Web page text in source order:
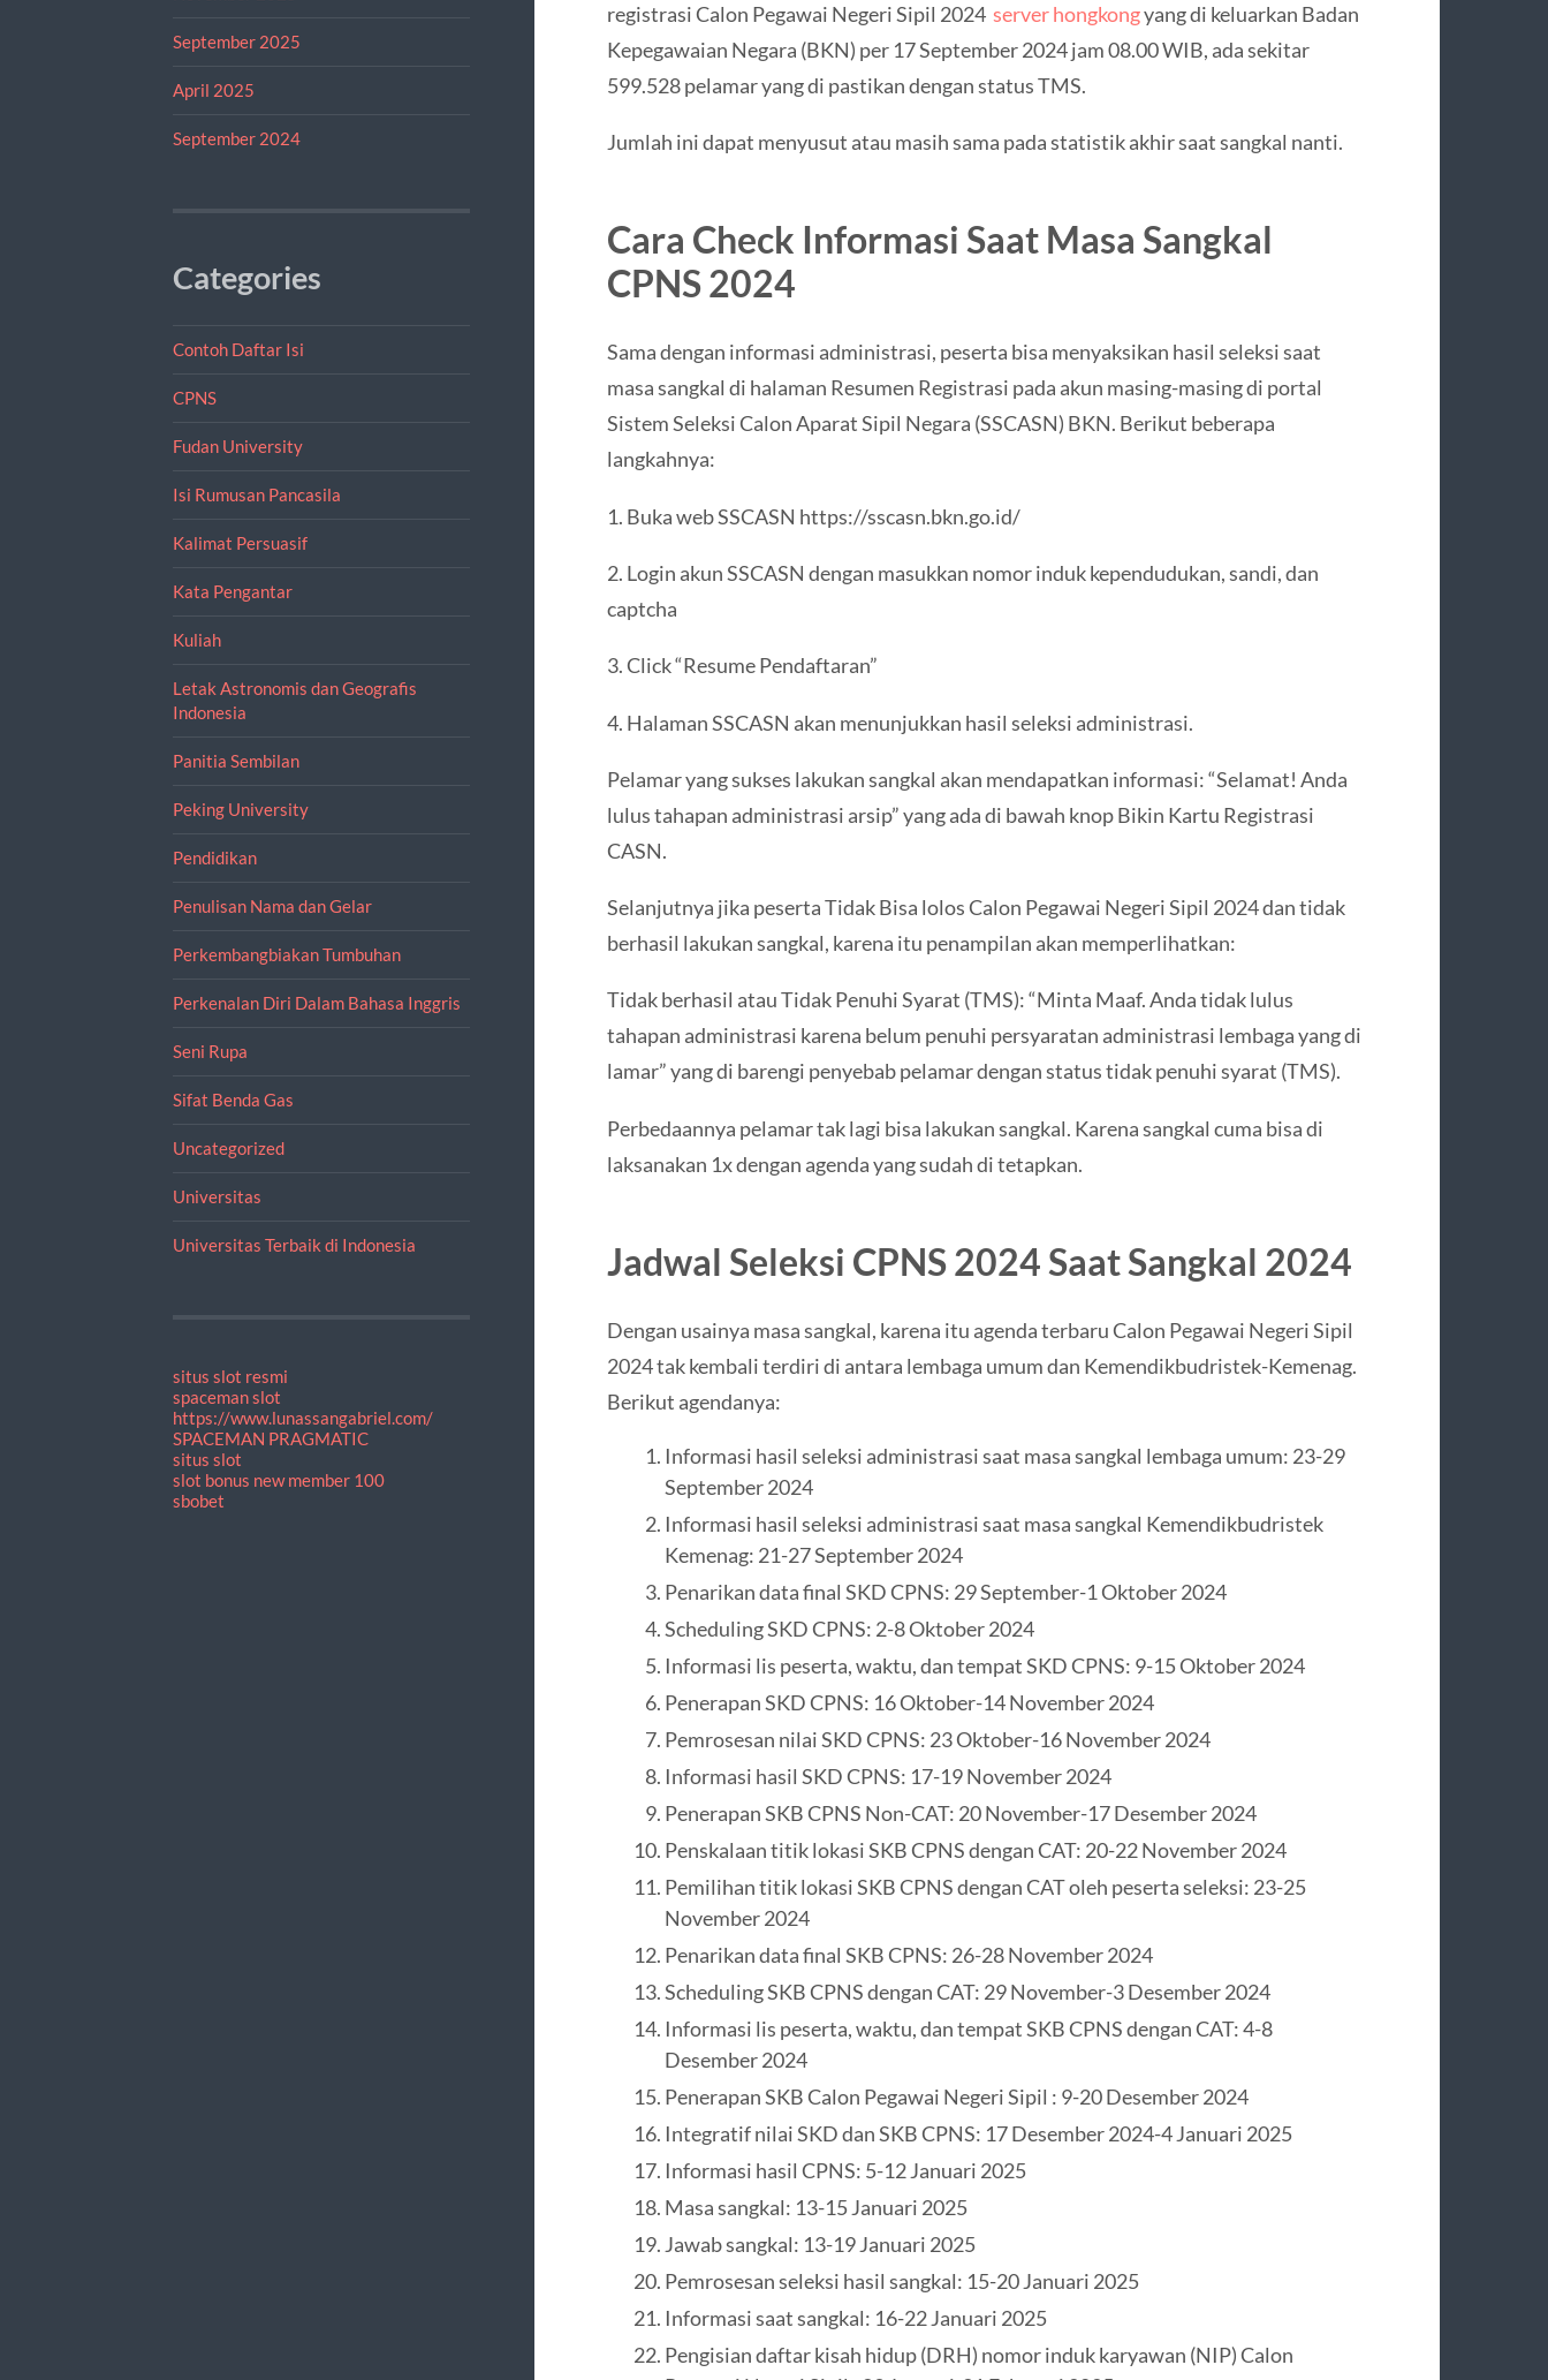
September 2025
April 2025
September 2024
Categories
Contoh Daftar Isi
CPNS
Fudan University
Isi Rumusan Pancasila
Kalimat Persuasif
Kata Pengantar
Kuliah
Letak Astronomis dan Geografis
Indonesia
Panitia Sembilan
Peking University
Pendidikan
Penulisan Nama dan Gelar
Perkembangbiakan Tumbuhan
Perkenalan Diri Dalam Bahasa Inggris
Seni Rupa
Sifat Benda Gas
Uncategorized
Universitas
Universitas Terbaik di Indonesia
situs slot resmi
spaceman slot
https://www.lunassangabriel.com/
SPACEMAN PRAGMATIC
situs slot
slot bonus new member 100
sbobet
registrasi Calon Pegawai Negeri Sipil 2024 server hongkongyang di keluarkan Badan
Kepegawaian Negara (BKN) per 17 September 2024 jam 08.00 WIB, ada sekitar
599.528 pelamar yang di pastikan dengan status TMS.
Jumlah ini dapat menyusut atau masih sama pada statistik akhir saat sangkal nanti.
Cara Check Informasi Saat Masa Sangkal
CPNS 2024
Sama dengan informasi administrasi, peserta bisa menyaksikan hasil seleksi saat
masa sangkal di halaman Resumen Registrasi pada akun masing-masing di portal
Sistem Seleksi Calon Aparat Sipil Negara (SSCASN) BKN. Berikut beberapa
langkahnya:
1. Buka web SSCASN https://sscasn.bkn.go.id/
2. Login akun SSCASN dengan masukkan nomor induk kependudukan, sandi, dan
captcha
3. Click “Resume Pendaftaran”
4. Halaman SSCASN akan menunjukkan hasil seleksi administrasi.
Pelamar yang sukses lakukan sangkal akan mendapatkan informasi: “Selamat! Anda
lulus tahapan administrasi arsip” yang ada di bawah knop Bikin Kartu Registrasi
CASN.
Selanjutnya jika peserta Tidak Bisa lolos Calon Pegawai Negeri Sipil 2024 dan tidak
berhasil lakukan sangkal, karena itu penampilan akan memperlihatkan:
Tidak berhasil atau Tidak Penuhi Syarat (TMS): “Minta Maaf. Anda tidak lulus
tahapan administrasi karena belum penuhi persyaratan administrasi lembaga yang di
lamar” yang di barengi penyebab pelamar dengan status tidak penuhi syarat (TMS).
Perbedaannya pelamar tak lagi bisa lakukan sangkal. Karena sangkal cuma bisa di
laksanakan 1x dengan agenda yang sudah di tetapkan.
Jadwal Seleksi CPNS 2024 Saat Sangkal 2024
Dengan usainya masa sangkal, karena itu agenda terbaru Calon Pegawai Negeri Sipil
2024 tak kembali terdiri di antara lembaga umum dan Kemendikbudristek-Kemenag.
Berikut agendanya:
Informasi hasil seleksi administrasi saat masa sangkal lembaga umum: 23-29
September 2024
Informasi hasil seleksi administrasi saat masa sangkal Kemendikbudristek
Kemenag: 21-27 September 2024
Penarikan data final SKD CPNS: 29 September-1 Oktober 2024
Scheduling SKD CPNS: 2-8 Oktober 2024
Informasi lis peserta, waktu, dan tempat SKD CPNS: 9-15 Oktober 2024
Penerapan SKD CPNS: 16 Oktober-14 November 2024
Pemrosesan nilai SKD CPNS: 23 Oktober-16 November 2024
Informasi hasil SKD CPNS: 17-19 November 2024
Penerapan SKB CPNS Non-CAT: 20 November-17 Desember 2024
Penskalaan titik lokasi SKB CPNS dengan CAT: 20-22 November 2024
Pemilihan titik lokasi SKB CPNS dengan CAT oleh peserta seleksi: 23-25
November 2024
Penarikan data final SKB CPNS: 26-28 November 2024
Scheduling SKB CPNS dengan CAT: 29 November-3 Desember 2024
Informasi lis peserta, waktu, dan tempat SKB CPNS dengan CAT: 4-8
Desember 2024
Penerapan SKB Calon Pegawai Negeri Sipil : 9-20 Desember 2024
Integratif nilai SKD dan SKB CPNS: 17 Desember 2024-4 Januari 2025
Informasi hasil CPNS: 5-12 Januari 2025
Masa sangkal: 13-15 Januari 2025
Jawab sangkal: 13-19 Januari 2025
Pemrosesan seleksi hasil sangkal: 15-20 Januari 2025
Informasi saat sangkal: 16-22 Januari 2025
Pengisian daftar kisah hidup (DRH) nomor induk karyawan (NIP) Calon